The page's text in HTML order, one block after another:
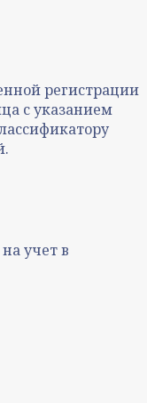
регистрации
с указанием
учет в